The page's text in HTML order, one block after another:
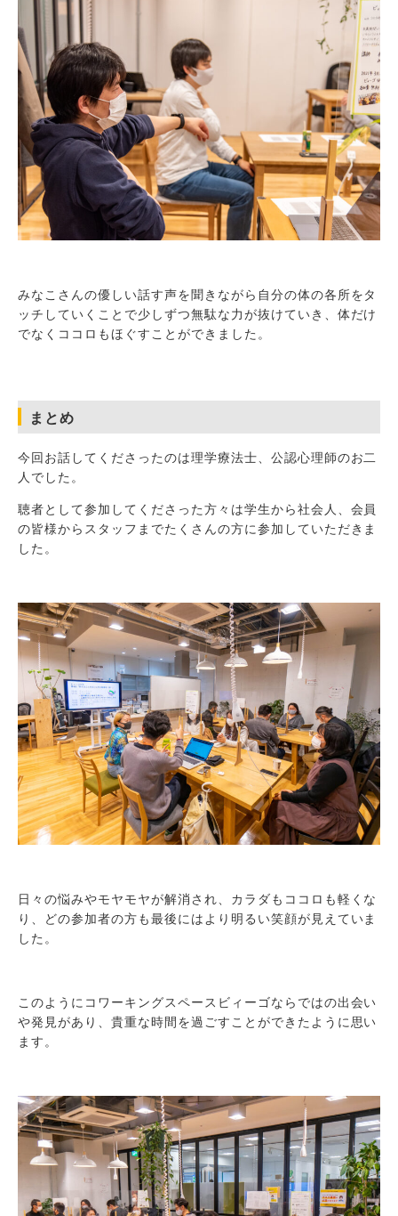
みなこさんの優しい話す声を聞きながら自分の体の各所をタ
ッチしていくことで少しずつ無駄な力が抜けていき、体だけ
でなくココロもほぐすことができました。
まとめ
今回お話してくださったのは理学療法士、公認心理師のお二
人でした。
聴者として参加してくださった方々は学生から社会人、会員
の皆様からスタッフまでたくさんの方に参加していただきま
した。
日々の悩みやモヤモヤが解消され、カラダもココロも軽くな
り、どの参加者の方も最後にはより明るい笑顔が見えていま
した。
このようにコワーキングスペースビィーゴならではの出会い
や発見があり、貴重な時間を過ごすことができたように思い
ます。